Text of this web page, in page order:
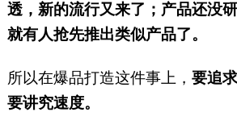
透，新的流行又来了；产品还没
就有人抢先推出类似产品了。
所以在爆品打造这件事上， 要追
要讲究速度。